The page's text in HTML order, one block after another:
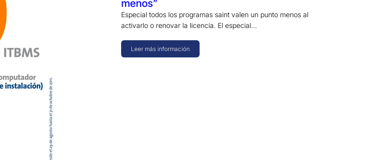
menos”
Especial todos los programas saint valen un punto menos al
activarlo o renovar la licencia. El especial…
Leer más información